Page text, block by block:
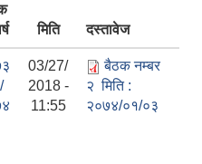
मिति दस्तावेज
/
03/27/
2018 -
11:55
बैठक नम्बर
२ मिति :
२०७४/०१/०३